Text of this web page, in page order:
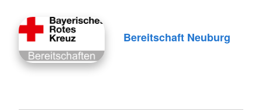
Bereitschaft Neuburg